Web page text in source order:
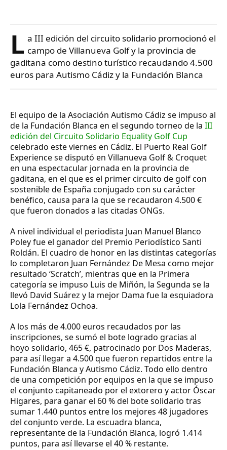
L a III edición del circuito solidario promocionó el
campo de Villanueva Golf y la provincia de
gaditana como destino turístico recaudando 4.500
euros para Autismo Cádiz y la Fundación Blanca
El equipo de la Asociación Autismo Cádiz se impuso al
de la Fundación Blanca en el segundo torneo de la III
edición del Circuito Solidario Equality Golf Cup
celebrado este viernes en Cádiz. El Puerto Real Golf
Experience se disputó en Villanueva Golf & Croquet
en una espectacular jornada en la provincia de
gaditana, en el que es el primer circuito de golf con
sostenible de España conjugado con su carácter
benéfico, causa para la que se recaudaron 4.500 €
que fueron donados a las citadas ONGs.
A nivel individual el periodista Juan Manuel Blanco
Poleyfue el ganador del Premio Periodístico Santi
Roldán. El cuadro de honor en las distintas categorías
lo completaron Juan Fernández De Mesa como mejor
resultado ‘Scratch’, mientras que en la Primera
categoría se impuso Luis de Miñón, la Segunda se la
llevó David Suárez y la mejor Dama fue la esquiadora
Lola Fernández Ochoa.
A los más de 4.000 euros recaudados por las
inscripciones, se sumó el bote logrado gracias al
hoyo solidario, 465 €, patrocinado por Dos Maderas,
para así llegar a 4.500 que fueron repartidos entre la
Fundación Blanca y Autismo Cádiz. Todo ello dentro
de una competición por equipos en la que se impuso
el conjunto capitaneado por el extorero y actor Óscar
Higares, para ganar el 60 % del bote solidario tras
sumar 1.440 puntos entre los mejores 48 jugadores
del conjunto verde. La escuadra blanca,
representante de la Fundación Blanca, logró 1.414
puntos, para así llevarse el 40 % restante.